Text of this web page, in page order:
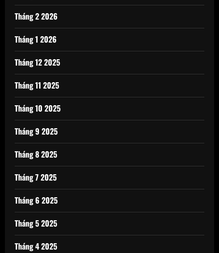
Tháng 2 2026
Tháng 1 2026
Tháng 12 2025
Tháng 11 2025
Tháng 10 2025
Tháng 9 2025
Tháng 8 2025
Tháng 7 2025
Tháng 6 2025
Tháng 5 2025
Tháng 4 2025